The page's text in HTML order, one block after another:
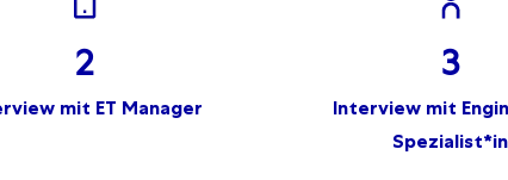
2
mit ET Manager
3
Interview mit
Spezialist*in